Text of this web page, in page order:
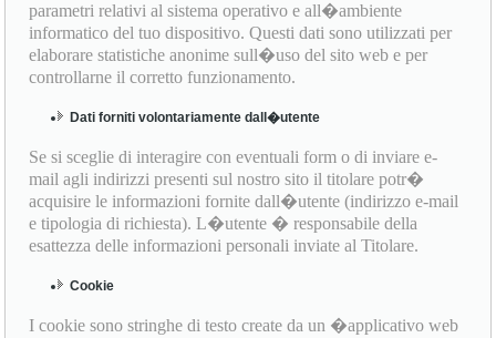
parametri relativi al sistema operativo e all�ambiente
informatico del tuo dispositivo. Questi dati sono utilizzati per
elaborare statistiche anonime sull�uso del sito web e per
controllarne il corretto funzionamento.
Dati forniti volontariamente dall�utente
Se si sceglie di interagire con eventuali form o di inviare e-
mail agli indirizzi presenti sul nostro sito il titolare potr�
acquisire le informazioni fornite dall�utente (indirizzo e-mail
e tipologia di richiesta). L�utente � responsabile della
esattezza delle informazioni personali inviate al Titolare.
Cookie
I cookie sono stringhe di testo create da un �applicativo web